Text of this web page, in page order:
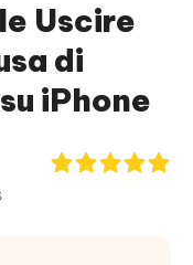
Uscire
di
iPhone